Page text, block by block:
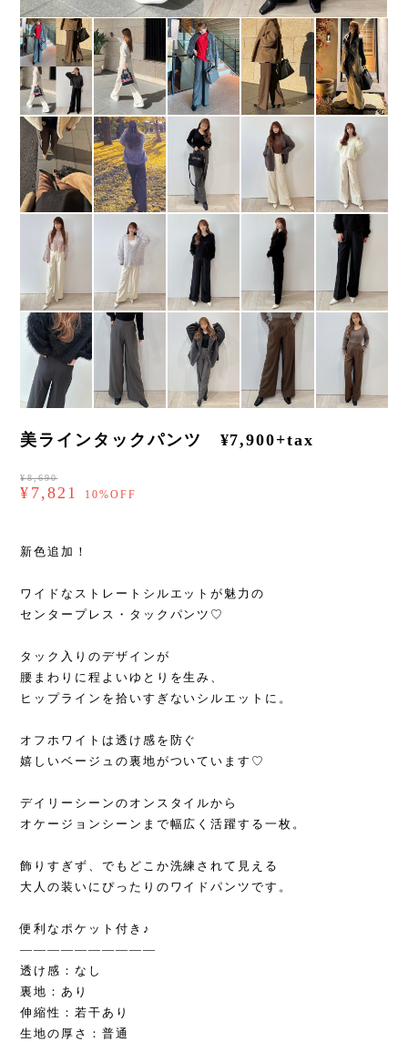
美ラインタックパンツ ¥7,900+tax
¥8,690
¥7,821 10%OFF
新色追加！
ワイドなストレートシルエットが魅力の
センタープレス・タックパンツ♡
タック入りのデザインが
腰まわりに程よいゆとりを生み、
ヒップラインを拾いすぎないシルエットに。
オフホワイトは透け感を防ぐ
嬉しいベージュの裏地がついています♡
デイリーシーンのオンスタイルから
オケージョンシーンまで幅広く活躍する一枚。
飾りすぎず、でもどこか洗練されて見える
大人の装いにぴったりのワイドパンツです。
便利なポケット付き♪
——————————
透け感：なし
裏地：あり
伸縮性：若干あり
生地の厚さ：普通